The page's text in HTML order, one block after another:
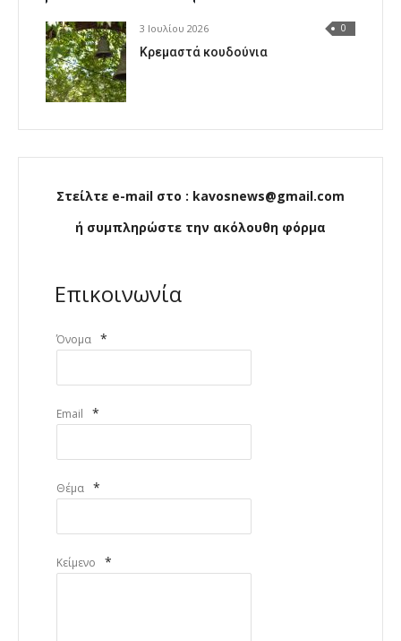
3 Ιουλίου 2026 0
Κρεμαστά κουδούνια
Στείλτε e-mail στο : kavosnews@gmail.com
ή συμπληρώστε την ακόλουθη φόρμα
Επικοινωνία
Όνομα *
Email *
Θέμα *
Κείμενο *